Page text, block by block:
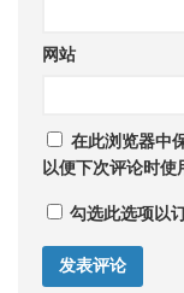
网站
在此浏览器中
以便下次评论时使
勾选此选项以